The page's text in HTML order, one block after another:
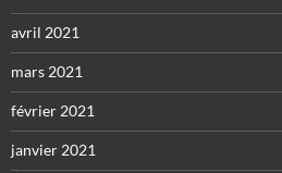
avril 2021
mars 2021
février 2021
janvier 2021